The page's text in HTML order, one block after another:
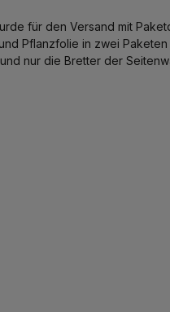
für den Versand mit
Pflanzfolie in zwei
nur die Bretter der